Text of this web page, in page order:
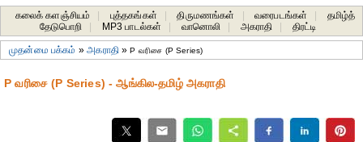
கலைக் களஞ்சியம் புத்தகங்கள் திருமணங்கள் வரைபடங்கள்
தமிழ்த்
தேடுபொறி
MP3 பாடல்கள் வானொலி அகராதி திரட்டி
முதன்மை பக்கம் »அகராதி»P வரிசை (P Series)
P வரிசை (P Series) - ஆங்கில-தமிழ் அகராதி